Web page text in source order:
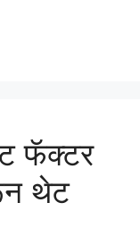
फॅक्टर
थेट